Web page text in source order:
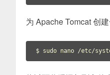
为 Apache Tomcat 创